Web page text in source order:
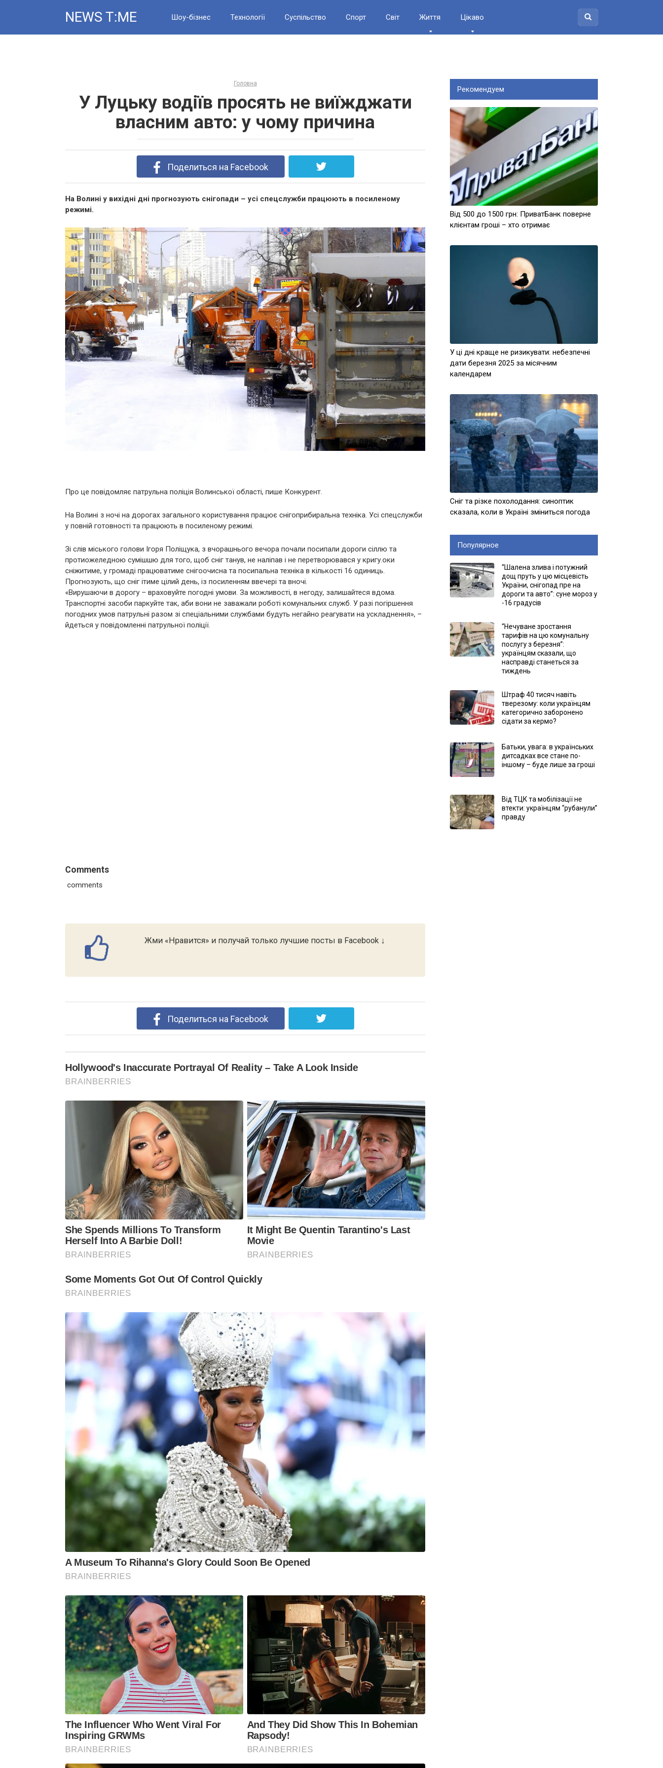
NEWS T:ME Шоу-бізнес Технології Суспільство Спорт Світ Життя Цікаво
Головна
У Луцьку водіїв просять не виїжджати
власним авто: у чому причина
Поделиться на Facebook
На Волині у вихідні дні прогнозують снігопади – усі спецслужби працюють в посиленому
режимі.
Про це повідомляє патрульна поліція Волинської області, пише Конкурент.
На Волині з ночі на дорогах загального користування працює снігоприбиральна техніка. Усі спецслужби
у повній готовності та працюють в посиленому режимі.
Зі слів міського голови Ігоря Поліщука, з вчорашнього вечора почали посипали дороги сіллю та
протиожеледною сумішшю для того, щоб сніг танув, не наліпав і не перетворювався у кригу.оки
сніжитиме, у громаді працюватиме снігоочисна та посипальна техніка в кількості 16 одиниць.
Прогнозують, що сніг ітиме цілий день, із посиленням ввечері та вночі.
«Вирушаючи в дорогу – враховуйте погодні умови. За можливості, в негоду, залишайтеся вдома.
Транспортні засоби паркуйте так, аби вони не заважали роботі комунальних служб. У разі погіршення
погодних умов патрульні разом зі спеціальними службами будуть негайно реагувати на ускладнення», –
йдеться у повідомленні патрульної поліції.
Comments
comments
Жми «Нравится» и получай только лучшие посты в Facebook ↓
Поделиться на Facebook
Рекомендуем
Від 500 до 1500 грн: ПриватБанк поверне
клієнтам гроші – хто отримає
У ці дні краще не ризикувати: небезпечні
дати березня 2025 за місячним
календарем
Сніг та різке похолодання: синоптик
сказала, коли в Україні зміниться погода
Популярное
“Шалена злива і потужний
дощ пруть у цю місцевість
України, снігопад пре на
дороги та авто”: суне мороз у
-16 градусів
“Нечуване зростання
тарифів на цю комунальну
послугу з березня”:
українцям сказали, що
насправді станеться за
тиждень
Штраф 40 тисяч навіть
тверезому: коли українцям
категорично заборонено
сідати за кермо?
Батьки, увага: в українських
дитсадках все стане по-
іншому – буде лише за гроші
Від ТЦК та мобілізації не
втекти: українцям “рубанули”
правду